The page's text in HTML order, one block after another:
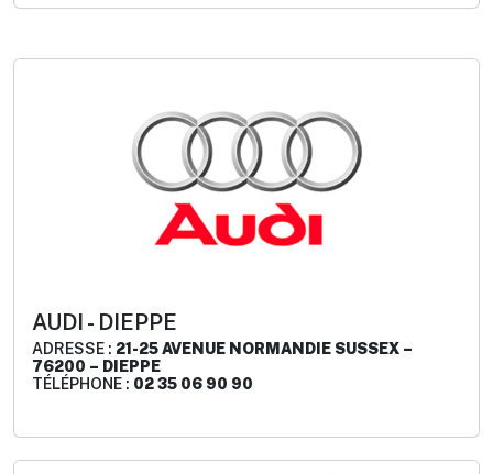
AUDI - DIEPPE
ADRESSE : 21-25 AVENUE NORMANDIE SUSSEX –
76200 – DIEPPE
TÉLÉPHONE : 02 35 06 90 90